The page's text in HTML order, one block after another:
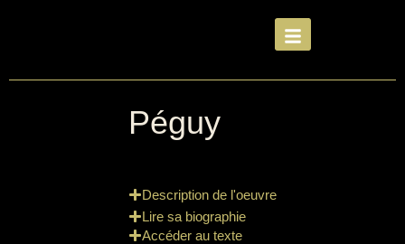
Péguy
Description de l'oeuvre
Lire sa biographie
Accéder au texte